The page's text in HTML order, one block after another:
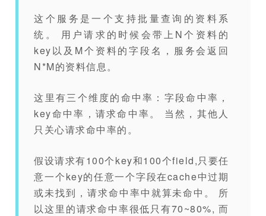
这个服务是一个支持批量查询的资料系
统。 用户请求的时候会带上N个资料的
key以及M个资料的字段名，服务会返回
N*M的资料信息。
这里有三个维度的命中率：字段命中率，
key命中率，请求命中率。 当然，其他人
只关心请求命中率的。
假设请求有100个key和100个field,只要任
意一个key的任意一个字段在cache中过期
或未找到，请求命中率中就算未命中。 所
以这里的请求命中率很低只有70~80%, 而